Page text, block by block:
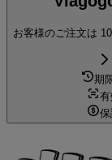
お客様のご注文は
期
有